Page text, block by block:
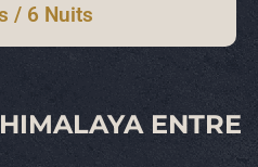
/ 6 Nuits
ENTRE